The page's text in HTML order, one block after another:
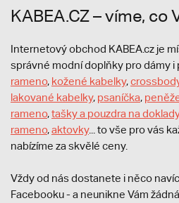
KABEA.CZ – víme, co
Internetový obchod KABEA.cz je
správné modní doplňky pro dámy i
rameno, kožené kabelky,
lakované kabelky, psaníčka,
rameno,tašky a pouzdra na doklady
rameno,aktovky... to vše pro vás
nabízíme za skvělé ceny.
Vždy od nás dostanete i něco navíc.
Facebooku - a neunikne Vám